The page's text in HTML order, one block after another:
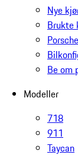
Nye
Brukte
Be om
Modeller
718
911
Taycan